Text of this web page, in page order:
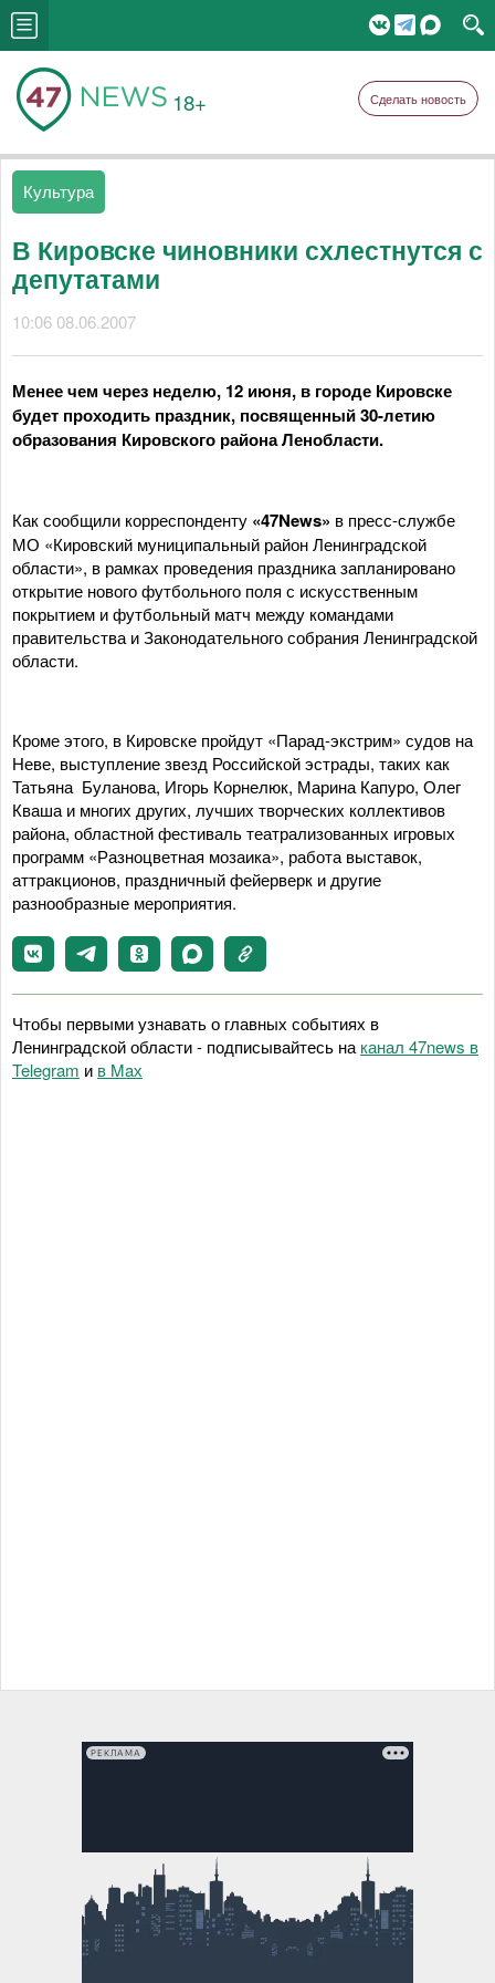
18+ Сделать новость
Культура
В Кировске чиновники схлестнутся с
депутатами
10:06 08.06.2007
Менее чем через неделю, 12 июня, в городе Кировске
будет проходить праздник, посвященный 30-летию
образования Кировского района Ленобласти.
Как сообщили корреспонденту «47News» в пресс-службе
МО «Кировский муниципальный район Ленинградской
области», в рамках проведения праздника запланировано
открытие нового футбольного поля с искусственным
покрытием и футбольный матч между командами
правительства и Законодательного собрания Ленинградской
области.
Кроме этого, в Кировске пройдут «Парад-экстрим» судов на
Неве, выступление звезд Российской эстрады, таких как
Татьяна Буланова, Игорь Корнелюк, Марина Капуро, Олег
Кваша и многих других, лучших творческих коллективов
района, областной фестиваль театрализованных игровых
программ «Разноцветная мозаика», работа выставок,
аттракционов, праздничный фейерверк и другие
разнообразные мероприятия.
Чтобы первыми узнавать о главных событиях в
Ленинградской области - подписывайтесь на канал 47news в
Telegram и в Maх
РЕКЛАМА